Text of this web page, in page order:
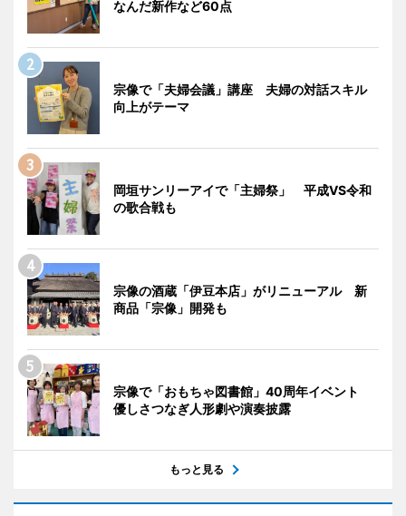
なんだ新作など60点
宗像で「夫婦会議」講座 夫婦の対話スキル
向上がテーマ
岡垣サンリーアイで「主婦祭」 平成VS令和
の歌合戦も
宗像の酒蔵「伊豆本店」がリニューアル 新
商品「宗像」開発も
宗像で「おもちゃ図書館」40周年イベント
優しさつなぎ人形劇や演奏披露
もっと見る